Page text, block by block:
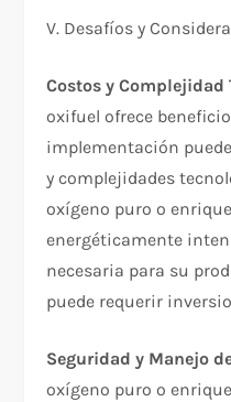
V. Desafíos y
Costos y Complejidad
oxifuel ofrece
implementación
y complejidades
oxígeno puro o
energéticamente
necesaria para su
puede requerir
Seguridad y Manejo
oxígeno puro o